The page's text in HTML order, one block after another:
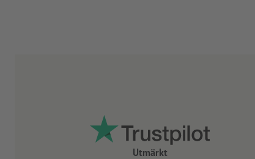
Utmärkt